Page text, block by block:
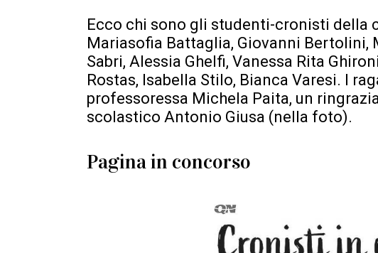
Ecco chi sono gli studenti-cronisti della
Mariasofia Battaglia, Giovanni Bertolini,
Sabri, Alessia Ghelfi, Vanessa Rita
Rostas, Isabella Stilo, Bianca Varesi. I
professoressa Michela Paita, un
scolastico Antonio Giusa (nella foto).
Pagina in concorso